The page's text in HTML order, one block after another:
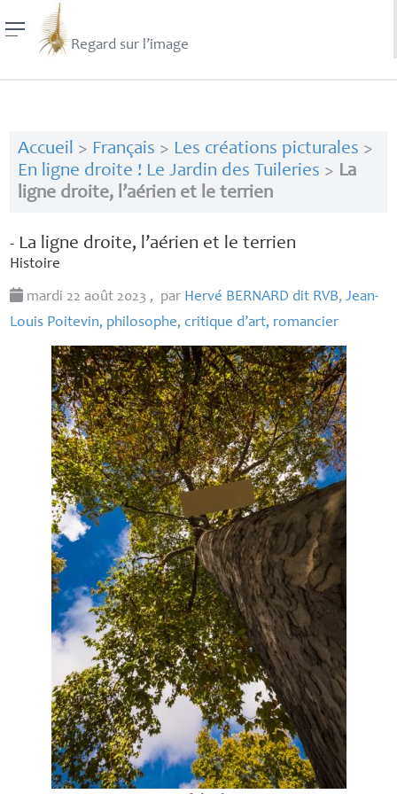
Regard sur l’image
Accueil > Français > Les créations picturales >
En ligne droite ! Le Jardin des Tuileries > La
ligne droite, l’aérien et le terrien
- La ligne droite, l’aérien et le terrien
Histoire
mardi 22 août 2023 , par Hervé BERNARD dit RVB,Jean-
Louis Poitevin, philosophe, critique d’art, romancier